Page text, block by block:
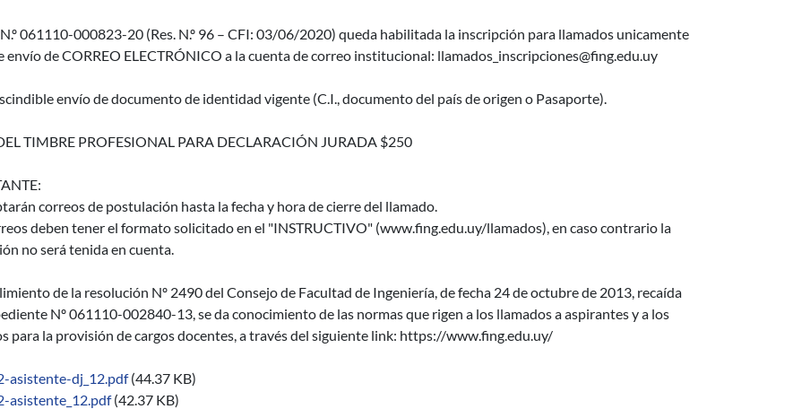
061110-000823-20 (Res. N.º 96 – CFI: 03/06/2020) queda habilitada la inscripción para llamados unicamente
envío de CORREO ELECTRÓNICO a la cuenta de correo institucional: llamados_inscripciones@fing.edu.uy
envío de documento de identidad vigente (C.I., documento del país de origen o Pasaporte).
TIMBRE PROFESIONAL PARA DECLARACIÓN JURADA $250
correos de postulación hasta la fecha y hora de cierre del llamado.
deben tener el formato solicitado en el "INSTRUCTIVO" (www.fing.edu.uy/llamados), en caso contrario la
no será tenida en cuenta.
de la resolución Nº 2490 del Consejo de Facultad de Ingeniería, de fecha 24 de octubre de 2013, recaída
Nº 061110-002840-13, se da conocimiento de las normas que rigen a los llamados a aspirantes y a los
para la provisión de cargos docentes, a través del siguiente link: https://www.fing.edu.uy/
asistente-dj_12.pdf (44.37 KB)
asistente_12.pdf (42.37 KB)